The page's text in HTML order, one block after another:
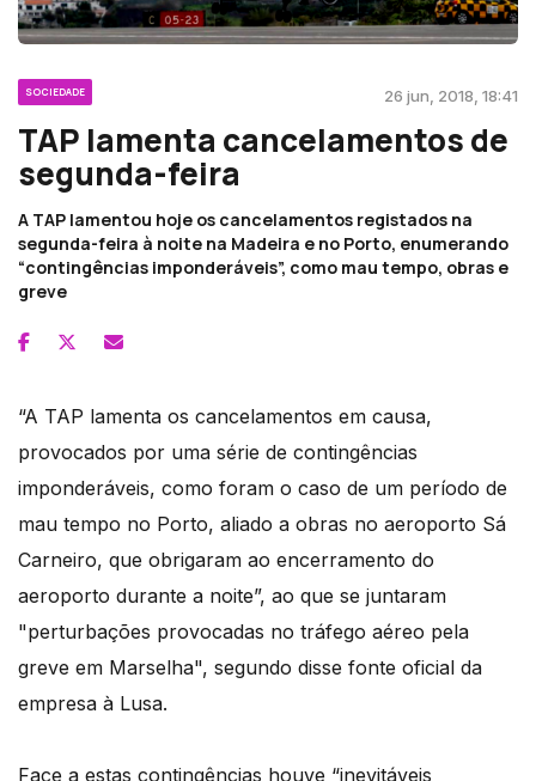
SOCIEDADE 26 jun, 2018, 18:41
TAP lamenta cancelamentos de
segunda-feira
A TAP lamentou hoje os cancelamentos registados na
segunda-feira à noite na Madeira e no Porto, enumerando
“contingências imponderáveis”, como mau tempo, obras e
greve
“A TAP lamenta os cancelamentos em causa,
provocados por uma série de contingências
imponderáveis, como foram o caso de um período de
mau tempo no Porto, aliado a obras no aeroporto Sá
Carneiro, que obrigaram ao encerramento do
aeroporto durante a noite”, ao que se juntaram
"perturbações provocadas no tráfego aéreo pela
greve em Marselha", segundo disse fonte oficial da
empresa à Lusa.
Face a estas contingências houve “inevitáveis